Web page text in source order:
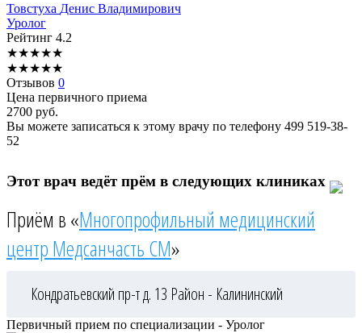
Товстуха Денис Владимирович
Уролог
Рейтинг 4.2
★★★★★
★★★★★
Отзывов 0
Цена первичного приема
2700 руб.
Вы можете записаться к этому врачу по телефону 499 519-38-
52
Этот врач ведёт прём в следующих клиниках
Приём в «Многопрофильный медицинский
центр Медсанчасть СМ»
Кондратьевский пр-т д. 13 Район - Калининский
Первичный прием по специализации - Уролог